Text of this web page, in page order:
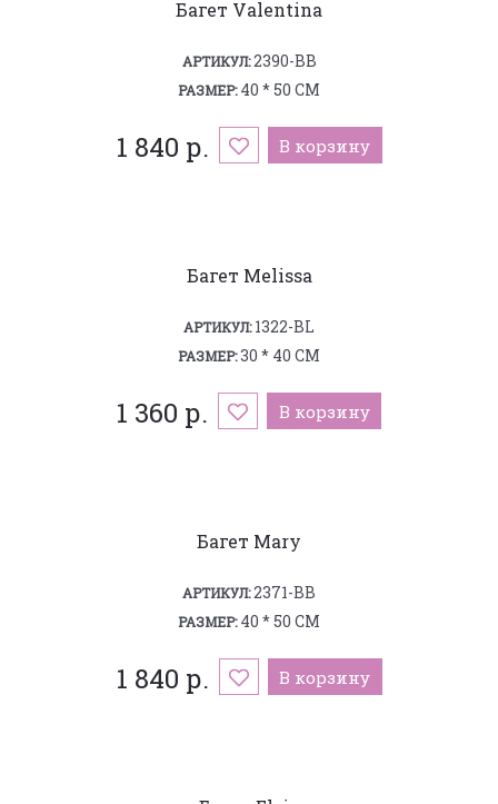
Багет Valentina
АРТИКУЛ:2390-BB
РАЗМЕР:40 * 50 СМ
1 840 р. В корзину
Багет Melissa
АРТИКУЛ:1322-BL
РАЗМЕР:30 * 40 СМ
1 360 р. В корзину
Багет Mary
АРТИКУЛ:2371-BB
РАЗМЕР:40 * 50 СМ
1 840 р. В корзину